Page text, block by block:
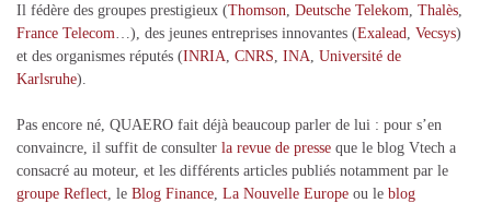
Il fédère des groupes prestigieux (Thomson Deutsche Telekom Thalès
France Telecom …), des jeunes entreprises innovantes (Exalead Vecsys)
et des organismes réputés (INRIA CNRS INA Université de
Karlsruhe).
Pas encore né, QUAERO fait déjà beaucoup parler de lui : pour s’en
convaincre, il suffit de consulter la revue de presse que le blog Vtech a
consacré au moteur, et les différents articles publiés notamment par le
groupe Reflect , le Blog Finance La Nouvelle Europe ou le blog